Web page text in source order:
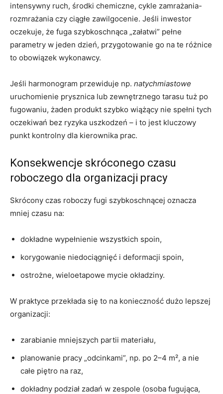
intensywny ruch, środki chemiczne, cykle zamrażania-
rozmrażania czy ciągłe zawilgocenie. Jeśli inwestor
oczekuje, że fuga szybkoschnąca „załatwi” pełne
parametry w jeden dzień, przygotowanie go na te różnice
to obowiązek wykonawcy.
Jeśli harmonogram przewiduje np. natychmiastowe
uruchomienie prysznica lub zewnętrznego tarasu tuż po
fugowaniu, żaden produkt szybko wiążący nie spełni tych
oczekiwań bez ryzyka uszkodzeń – i to jest kluczowy
punkt kontrolny dla kierownika prac.
Konsekwencje skróconego czasu
roboczego dla organizacji pracy
Skrócony czas roboczy fugi szybkoschnącej oznacza
mniej czasu na:
dokładne wypełnienie wszystkich spoin,
korygowanie niedociągnięć i deformacji spoin,
ostrożne, wieloetapowe mycie okładziny.
W praktyce przekłada się to na konieczność dużo lepszej
organizacji:
zarabianie mniejszych partii materiału,
planowanie pracy „odcinkami”, np. po 2–4 m², a nie
całe piętro na raz,
dokładny podział zadań w zespole (osoba fugująca,